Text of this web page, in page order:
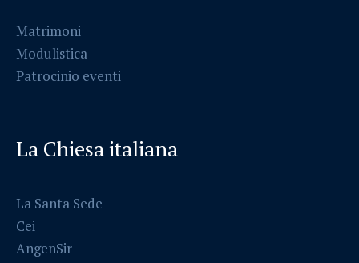
Matrimoni
Modulistica
Patrocinio eventi
La Chiesa italiana
La Santa Sede
Cei
AngenSir